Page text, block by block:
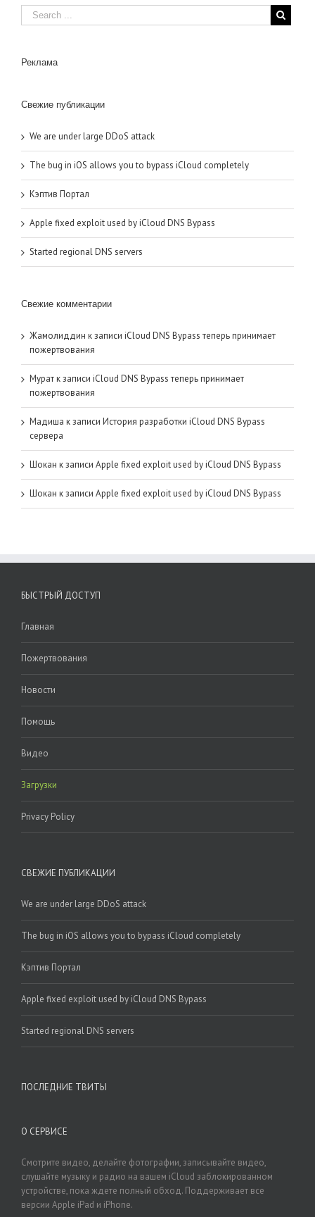
Реклама
Свежие публикации
We are under large DDoS attack
The bug in iOS allows you to bypass iCloud completely
Кэптив Портал
Apple fixed exploit used by iCloud DNS Bypass
Started regional DNS servers
Свежие комментарии
Жамолиддин к записи iCloud DNS Bypass теперь принимает
пожертвования
Муратк записи iCloud DNS Bypass теперь принимает
пожертвования
Мадиша к записи История разработки iCloud DNS Bypass
сервера
Шокан к записи Apple fixed exploit used by iCloud DNS Bypass
Шокан к записи Apple fixed exploit used by iCloud DNS Bypass
БЫСТРЫЙ ДОСТУП
Главная
Пожертвования
Новости
Помощь
Видео
Загрузки
Privacy Policy
СВЕЖИЕ ПУБЛИКАЦИИ
We are under large DDoS attack
The bug in iOS allows you to bypass iCloud completely
Кэптив Портал
Apple fixed exploit used by iCloud DNS Bypass
Started regional DNS servers
ПОСЛЕДНИЕ ТВИТЫ
О СЕРВИСЕ
Смотрите видео, делайте фотографии, записывайте видео,
слушайте музыку и радио на вашем iCloud заблокированном
устройстве, пока ждете полный обход. Поддерживает все
версии Apple iPad и iPhone.